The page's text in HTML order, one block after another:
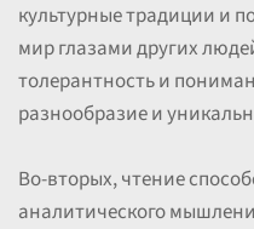
культурные традиции и
мир глазами других
толерантность и
разнообразие и
Во-вторых, чтение
аналитического